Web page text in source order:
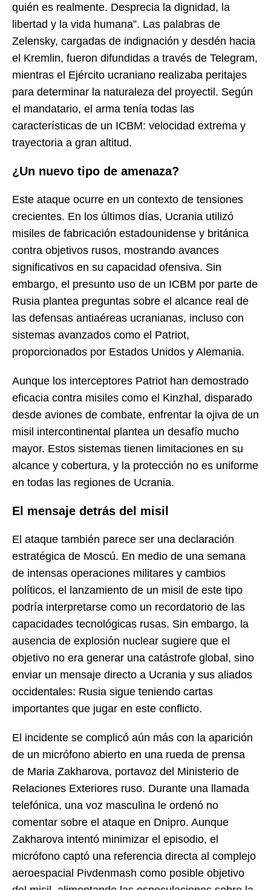
quién es realmente. Desprecia la dignidad, la
libertad y la vida humana”. Las palabras de
Zelensky, cargadas de indignación y desdén hacia
el Kremlin, fueron difundidas a través de Telegram,
mientras el Ejército ucraniano realizaba peritajes
para determinar la naturaleza del proyectil. Según
el mandatario, el arma tenía todas las
características de un ICBM: velocidad extrema y
trayectoria a gran altitud.
¿Un nuevo tipo de amenaza?
Este ataque ocurre en un contexto de tensiones
crecientes. En los últimos días, Ucrania utilizó
misiles de fabricación estadounidense y británica
contra objetivos rusos, mostrando avances
significativos en su capacidad ofensiva. Sin
embargo, el presunto uso de un ICBM por parte de
Rusia plantea preguntas sobre el alcance real de
las defensas antiaéreas ucranianas, incluso con
sistemas avanzados como el Patriot,
proporcionados por Estados Unidos y Alemania.
Aunque los interceptores Patriot han demostrado
eficacia contra misiles como el Kinzhal, disparado
desde aviones de combate, enfrentar la ojiva de un
misil intercontinental plantea un desafío mucho
mayor. Estos sistemas tienen limitaciones en su
alcance y cobertura, y la protección no es uniforme
en todas las regiones de Ucrania.
El mensaje detrás del misil
El ataque también parece ser una declaración
estratégica de Moscú. En medio de una semana
de intensas operaciones militares y cambios
políticos, el lanzamiento de un misil de este tipo
podría interpretarse como un recordatorio de las
capacidades tecnológicas rusas. Sin embargo, la
ausencia de explosión nuclear sugiere que el
objetivo no era generar una catástrofe global, sino
enviar un mensaje directo a Ucrania y sus aliados
occidentales: Rusia sigue teniendo cartas
importantes que jugar en este conflicto.
El incidente se complicó aún más con la aparición
de un micrófono abierto en una rueda de prensa
de Maria Zakharova, portavoz del Ministerio de
Relaciones Exteriores ruso. Durante una llamada
telefónica, una voz masculina le ordenó no
comentar sobre el ataque en Dnipro. Aunque
Zakharova intentó minimizar el episodio, el
micrófono captó una referencia directa al complejo
aeroespacial Pivdenmash como posible objetivo